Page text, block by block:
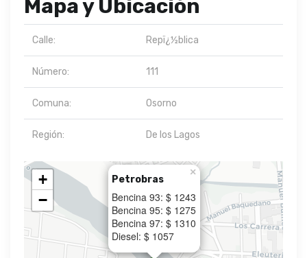
Mapa y Ubicación
Calle: Repï¿½blica
Número: 111
Comuna: Osorno
Región: De los Lagos
Petrobras
Bencina 93: $ 1243
Bencina 95: $ 1275
Bencina 97: $ 1310
Diesel: $ 1057
×
+
−